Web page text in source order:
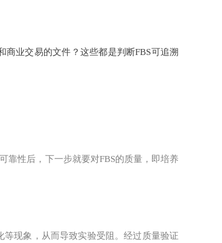
业交易的文件？这些都是判断FBS可追溯
靠性后，下一步就要对FBS的质量，即培养
现象，从而导致实验受阻。经过质量验证